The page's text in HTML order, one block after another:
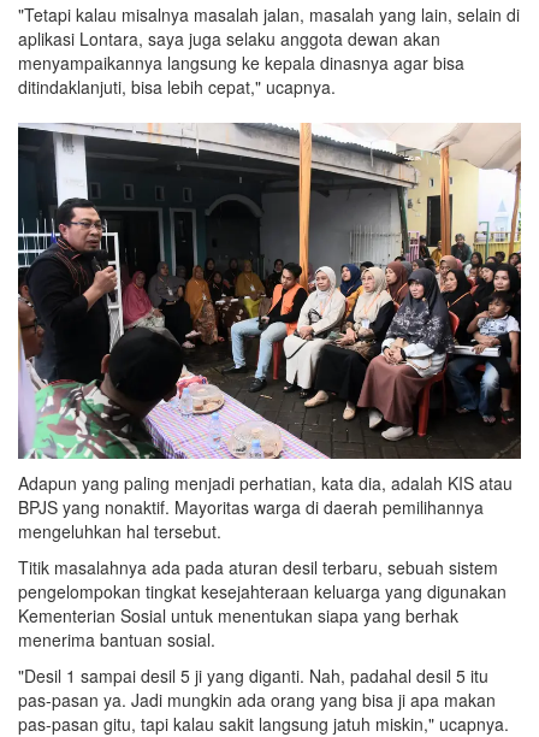
"Tetapi kalau misalnya masalah jalan, masalah yang lain, selain di
aplikasi Lontara, saya juga selaku anggota dewan akan
menyampaikannya langsung ke kepala dinasnya agar bisa
ditindaklanjuti, bisa lebih cepat," ucapnya.
Adapun yang paling menjadi perhatian, kata dia, adalah KIS atau
BPJS yang nonaktif. Mayoritas warga di daerah pemilihannya
mengeluhkan hal tersebut.
Titik masalahnya ada pada aturan desil terbaru, sebuah sistem
pengelompokan tingkat kesejahteraan keluarga yang digunakan
Kementerian Sosial untuk menentukan siapa yang berhak
menerima bantuan sosial.
"Desil 1 sampai desil 5 ji yang diganti. Nah, padahal desil 5 itu
pas-pasan ya. Jadi mungkin ada orang yang bisa ji apa makan
pas-pasan gitu, tapi kalau sakit langsung jatuh miskin," ucapnya.